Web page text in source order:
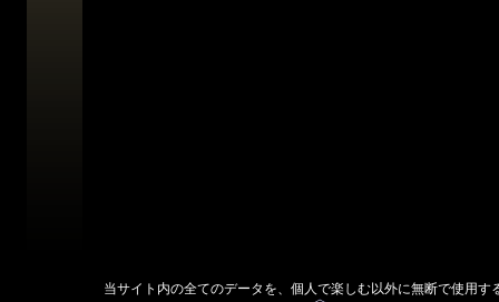
当サイト内の全てのデータを、個人で楽しむ以外に無断で使用す